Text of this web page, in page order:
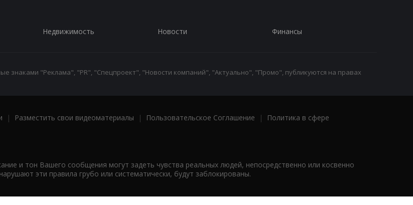
Недвижимость Новости Финансы
знаками "Реклама", "PR", "Спецпроект", "Новости компаний", "Актуально", "Промо", публикуются на правах
| Разместить свои видеоматериалы | Пользовательское Соглашение |
Политика в сфере
и тон Вашего сообщения могут задеть чувства реальных людей, непосредственно или косвенно
эти правила грубо или систематически, будут заблокированы.